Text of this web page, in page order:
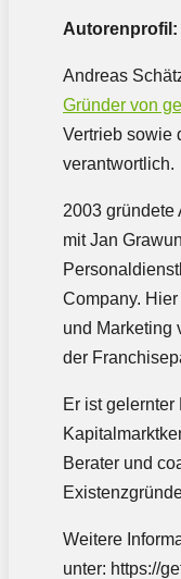
Autorenprofil:
Andreas
Gründer von
Vertrieb sowie
verantwortlich.
2003 gründete
mit Jan
Company.
und Marketing
der
Er ist gelernter
Berater und
Weitere
unter: https://